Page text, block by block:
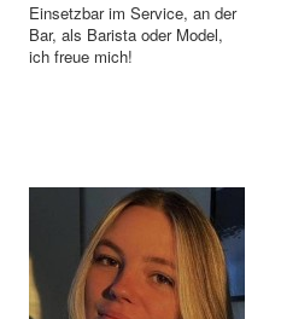
Einsetzbar im Service, an der
Bar, als Barista oder Model,
ich freue mich!